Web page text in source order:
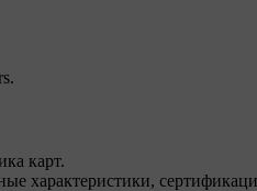
карт.
характеристики,